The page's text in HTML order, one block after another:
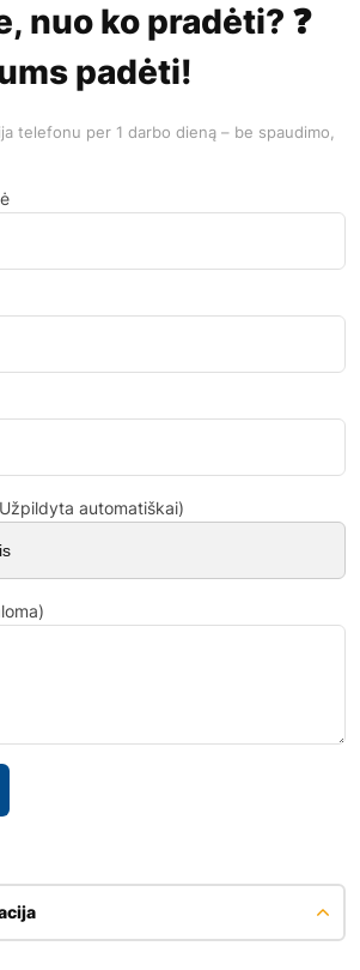
nuo ko pradėti? ❓
padėti!
telefonu per 1 darbo dieną – be spaudimo,
automatiškai)